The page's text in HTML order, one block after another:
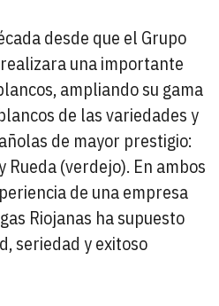
desde que el Grupo
realizara una importante
ampliando su gama
de las variedades y
de mayor prestigio:
Rueda (verdejo). En ambos
de una empresa
Riojanas ha supuesto
seriedad y exitoso